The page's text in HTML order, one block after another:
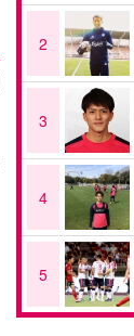
2
3
4
5